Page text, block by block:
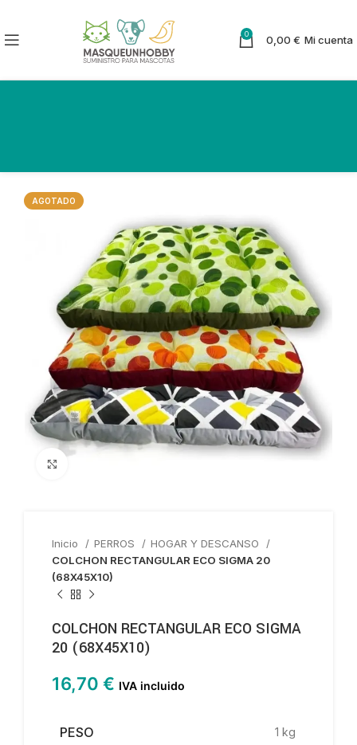
0 0,00 € Mi cuenta
AGOTADO
Inicio PERROS
HOGAR Y DESCANSO
COLCHON RECTANGULAR ECO SIGMA 20
(68X45X10)
COLCHON RECTANGULAR ECO SIGMA
20 (68X45X10)
16,70 € IVA incluido
PESO 1 kg